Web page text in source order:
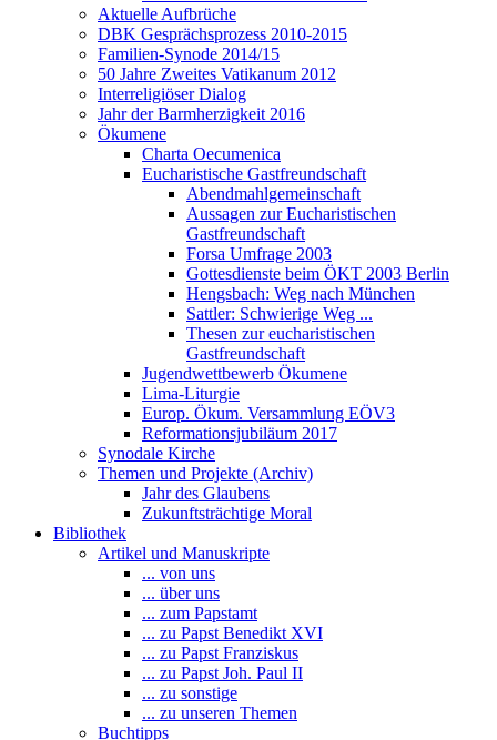
Aktuelle Aufbrüche
DBK Gesprächsprozess 2010-2015
Familien-Synode 2014/15
50 Jahre Zweites Vatikanum 2012
Interreligiöser Dialog
Jahr der Barmherzigkeit 2016
Ökumene
Charta Oecumenica
Eucharistische Gastfreundschaft
Abendmahlgemeinschaft
Aussagen zur Eucharistischen
Gastfreundschaft
Forsa Umfrage 2003
Gottesdienste beim ÖKT 2003 Berlin
Hengsbach: Weg nach München
Sattler: Schwierige Weg ...
Thesen zur eucharistischen
Gastfreundschaft
Jugendwettbewerb Ökumene
Lima-Liturgie
Europ. Ökum. Versammlung EÖV3
Reformationsjubiläum 2017
Synodale Kirche
Themen und Projekte (Archiv)
Jahr des Glaubens
Zukunftsträchtige Moral
Bibliothek
Artikel und Manuskripte
... von uns
... über uns
... zum Papstamt
... zu Papst Benedikt XVI
... zu Papst Franziskus
... zu Papst Joh. Paul II
... zu sonstige
... zu unseren Themen
Buchtipps